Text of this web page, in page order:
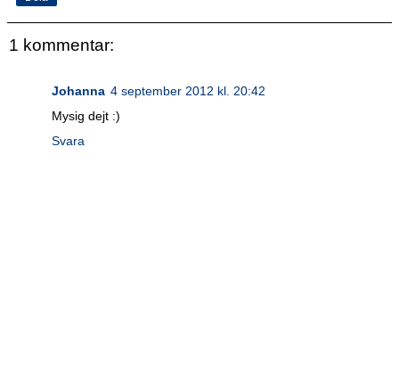
1 kommentar:
Johanna 4 september 2012 kl. 20:42
Mysig dejt :)
Svara